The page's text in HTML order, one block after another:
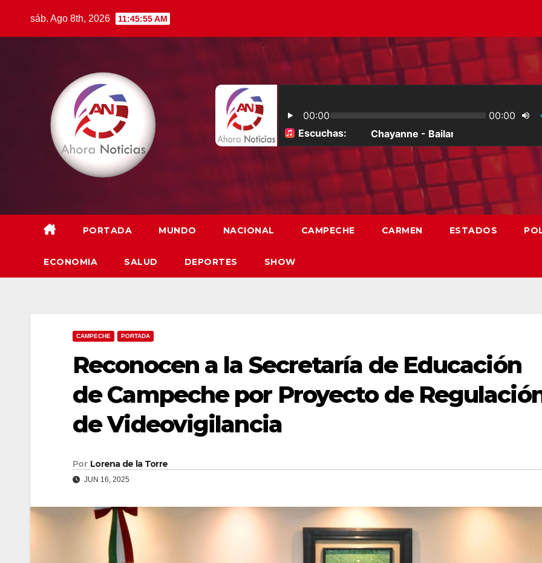
sáb. Ago 8th, 2026 11:45:57 AM
PORTADA MUNDO NACIONAL CAMPECHE CARMEN ESTADOS
ECONOMIA SALUD DEPORTES SHOW
CAMPECHE PORTADA
Reconocen a la Secretaría de Educación
de Campeche por Proyecto de
de Videovigilancia
Por Lorena de la Torre
JUN 16, 2025